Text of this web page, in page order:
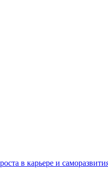
в карьере и